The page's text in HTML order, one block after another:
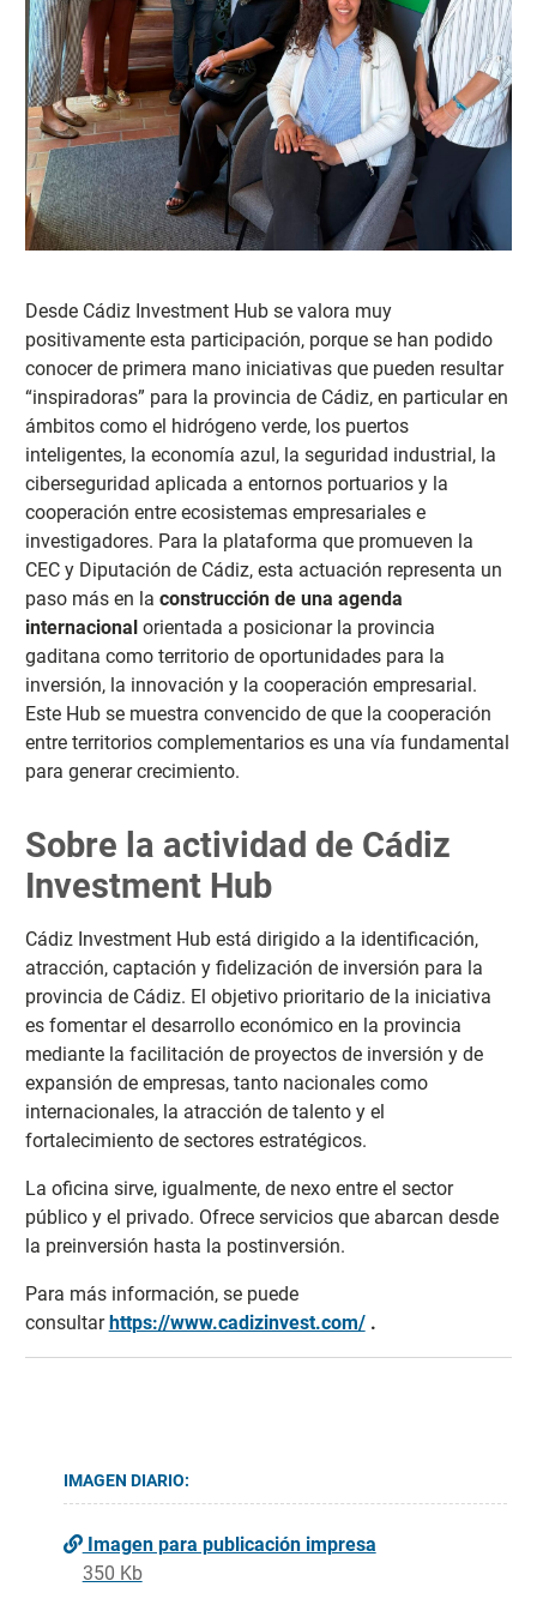
Desde Cádiz Investment Hub se valora muy
positivamente esta participación, porque se han podido
conocer de primera mano iniciativas que pueden resultar
“inspiradoras” para la provincia de Cádiz, en particular en
ámbitos como el hidrógeno verde, los puertos
inteligentes, la economía azul, la seguridad industrial, la
ciberseguridad aplicada a entornos portuarios y la
cooperación entre ecosistemas empresariales e
investigadores. Para la plataforma que promueven la
CEC y Diputación de Cádiz, esta actuación representa un
paso más en la construcción de una agenda
internacionalorientada a posicionar la provincia
gaditana como territorio de oportunidades para la
inversión, la innovación y la cooperación empresarial.
Este Hub se muestra convencido de que la cooperación
entre territorios complementarios es una vía fundamental
para generar crecimiento.
Sobre la actividad de Cádiz
Investment Hub
Cádiz Investment Hub está dirigido a la identificación,
atracción, captación y fidelización de inversión para la
provincia de Cádiz. El objetivo prioritario de la iniciativa
es fomentar el desarrollo económico en la provincia
mediante la facilitación de proyectos de inversión y de
expansión de empresas, tanto nacionales como
internacionales, la atracción de talento y el
fortalecimiento de sectores estratégicos.
La oficina sirve, igualmente, de nexo entre el sector
público y el privado. Ofrece servicios que abarcan desde
la preinversión hasta la postinversión.
Para más información, se puede
consultarhttps://www.cadizinvest.com/.
IMAGEN DIARIO:
Imagen para publicación impresa
350 Kb